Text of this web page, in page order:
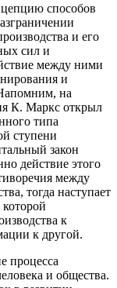
способов
и его
сил и
между ними
и
на
К. Маркс открыл
типа
ступени
закон
действие этого
между
тогда наступает
к
к другой.
процесса
и общества.